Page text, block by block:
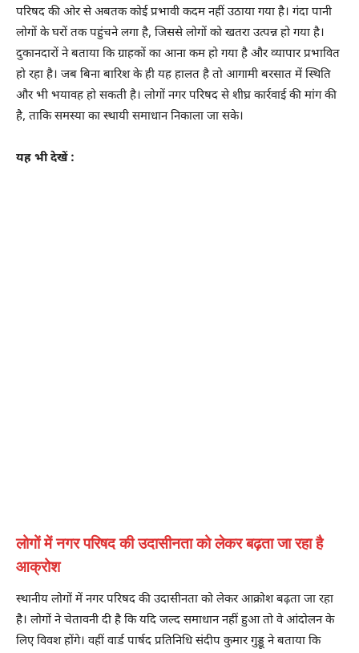
परिषद की ओर से अबतक कोई प्रभावी कदम नहीं उठाया गया है। गंदा पानी
लोगों के घरों तक पहुंचने लगा है, जिससे लोगों को खतरा उत्पन्न हो गया है।
दुकानदारों ने बताया कि ग्राहकों का आना कम हो गया है और व्यापार प्रभावित
हो रहा है। जब बिना बारिश के ही यह हालत है तो आगामी बरसात में स्थिति
और भी भयावह हो सकती है। लोगों नगर परिषद से शीघ्र कार्रवाई की मांग की
है, ताकि समस्या का स्थायी समाधान निकाला जा सके।
यह भी देखें :
लोगों में नगर परिषद की उदासीनता को लेकर बढ़ता जा रहा है
आक्रोश
स्थानीय लोगों में नगर परिषद की उदासीनता को लेकर आक्रोश बढ़ता जा रहा
है। लोगों ने चेतावनी दी है कि यदि जल्द समाधान नहीं हुआ तो वे आंदोलन के
लिए विवश होंगे। वहीं वार्ड पार्षद प्रतिनिधि संदीप कुमार गुड्डू ने बताया कि